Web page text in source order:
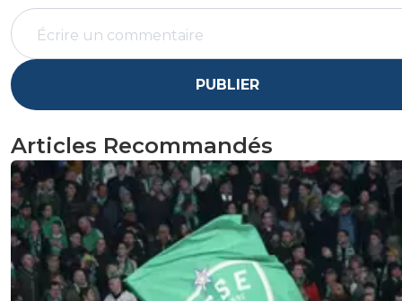
PUBLIER
Articles Recommandés